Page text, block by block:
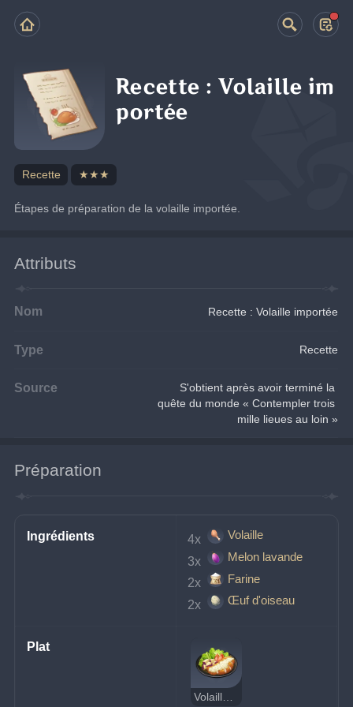
Recette : Volaille im
portée
Recette ★★★
Étapes de préparation de la volaille importée.
Attributs
Nom Recette : Volaille importée
Type Recette
Source
S'obtient après avoir terminé la
quête du monde « Contempler trois
mille lieues au loin »
Préparation
Ingrédients 4x
Volaille
3x
Melon lavande
2x
Farine
2x
Œuf d'oiseau
Plat